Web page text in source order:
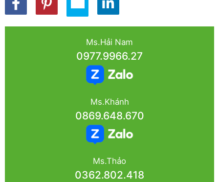
Ms.Hải Nam
0977.9966.27
Ms.Khánh
0869.648.670
Ms.Thảo
0362.802.418